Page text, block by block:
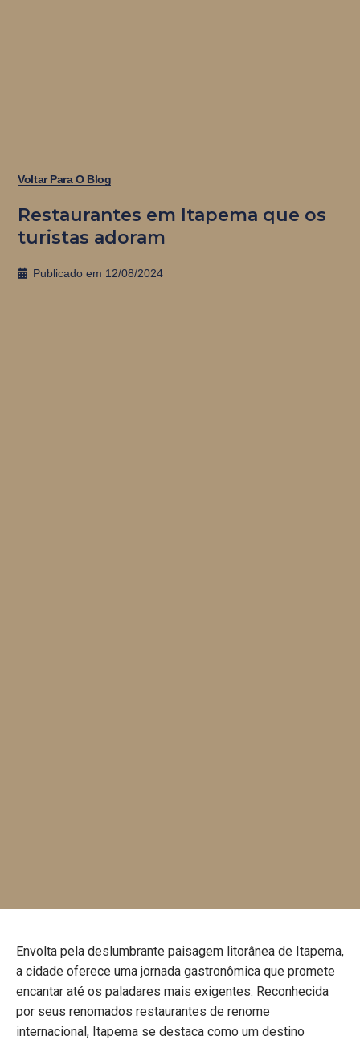
Voltar Para O Blog
Restaurantes em Itapema que os
turistas adoram
Publicado em 12/08/2024
Envolta pela deslumbrante paisagem litorânea de Itapema,
a cidade oferece uma jornada gastronômica que promete
encantar até os paladares mais exigentes. Reconhecida
por seus renomados restaurantes de renome
internacional, Itapema se destaca como um destino